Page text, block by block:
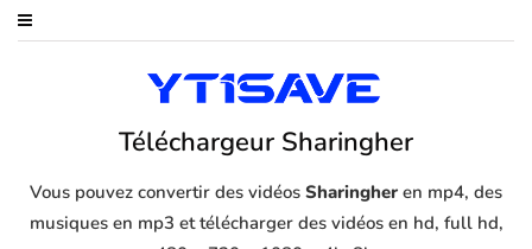
Téléchargeur Sharingher
Vous pouvez convertir des vidéos Sharingher en mp4, des
musiques en mp3 et télécharger des vidéos en hd, full hd,